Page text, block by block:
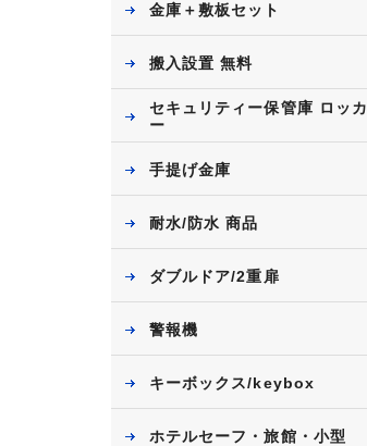
金庫＋敷板セット
搬入設置 無料
セキュリティー保管庫 ロッカ
ー
手提げ金庫
耐水/防水 商品
ダブルドア/2重扉
警報機
キーボックス/keybox
ホテルセーフ・旅館・小型